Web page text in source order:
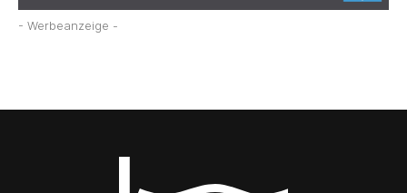
- Werbeanzeige -